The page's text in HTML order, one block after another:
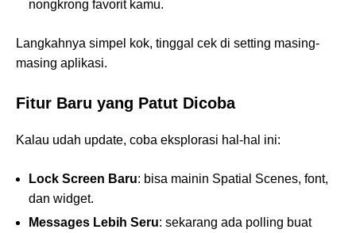
nongkrong favorit kamu.
Langkahnya simpel kok, tinggal cek di setting masing-
masing aplikasi.
Fitur Baru yang Patut Dicoba
Kalau udah update, coba eksplorasi hal-hal ini:
Lock Screen Baru: bisa mainin Spatial Scenes, font,
dan widget.
Messages Lebih Seru: sekarang ada polling buat